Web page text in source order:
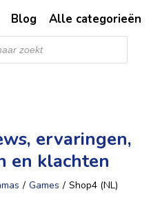
Blog Alle categorieën
ervaringen,
en klachten
/ Games / Shop4 (NL)